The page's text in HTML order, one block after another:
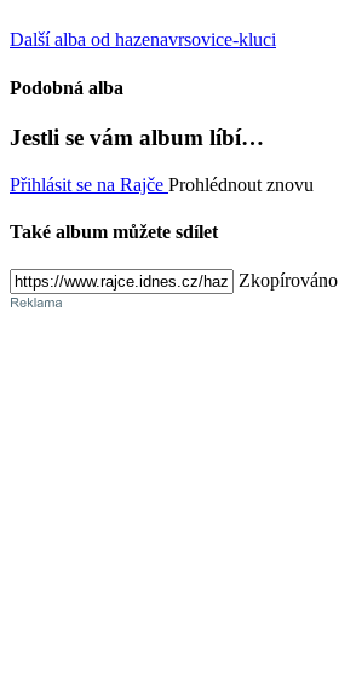
Další alba od hazenavrsovice-kluci
Podobná alba
Jestli se vám album líbí…
Přihlásit se na Rajče Prohlédnout znovu
Také album můžete sdílet
Zkopírováno